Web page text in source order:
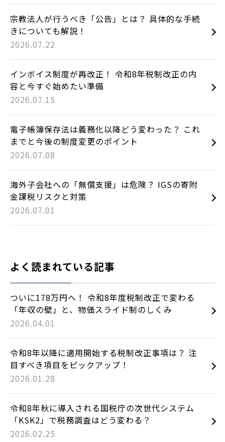
宗教法人が行うべき「公告」とは？ 具体的な手続
きについても解説！
2026.07.22
インボイス制度が再改正！ 令和8年税制改正の内
容と今すぐ始めたい準備
2026.07.15
電子帳簿保存法は義務化以降どう変わった？ これ
までと今後の制度変更のポイント
2026.07.08
海外子会社への「無償支援」は危険？ IGSの寄附
金課税リスクと対策
2026.07.01
よく読まれている記事
ついに178万円へ！ 令和8年度税制改正で変わる
「年収の壁」と、物価スライド制のしくみ
2026.04.01
令和8年以降に適用開始する税制改正事項は？ 注
目すべき項目をピックアップ！
2026.01.28
令和8年秋に導入される国税庁の次世代システム
「KSK2」で税務調査はどう変わる？
2026.02.25